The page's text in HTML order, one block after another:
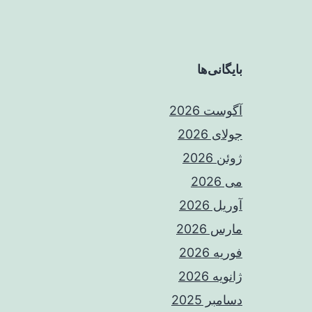
بایگانی‌ها
آگوست 2026
جولای 2026
ژوئن 2026
می 2026
آوریل 2026
مارس 2026
فوریه 2026
ژانویه 2026
دسامبر 2025